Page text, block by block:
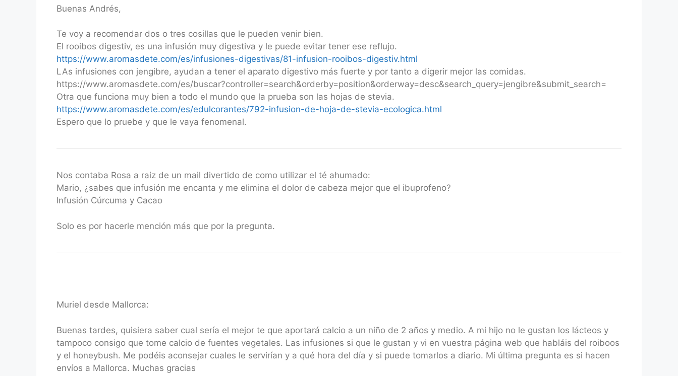
Buenas Andrés,
Te voy a recomendar dos o tres cosillas que le pueden venir bien.
El rooibos digestiv, es una infusión muy digestiva y le puede evitar tener ese reflujo.
https://www.aromasdete.com/es/infusiones-digestivas/81-infusion-rooibos-digestiv.html
LAs infusiones con jengibre, ayudan a tener el aparato digestivo más fuerte y por tanto a digerir mejor las comidas.
https://www.aromasdete.com/es/buscar?controller=search&orderby=position&orderway=desc&search_query=jengibre&submit_search=
Otra que funciona muy bien a todo el mundo que la prueba son las hojas de stevia.
https://www.aromasdete.com/es/edulcorantes/792-infusion-de-hoja-de-stevia-ecologica.html
Espero que lo pruebe y que le vaya fenomenal.
Nos contaba Rosa a raiz de un mail divertido de como utilizar el té ahumado:
Mario, ¿sabes que infusión me encanta y me elimina el dolor de cabeza mejor que el ibuprofeno?
Infusión Cúrcuma y Cacao
Solo es por hacerle mención más que por la pregunta.
Muriel desde Mallorca:
Buenas tardes, quisiera saber cual sería el mejor te que aportará calcio a un niño de 2 años y medio. A mi hijo no le gustan los lácteos y
tampoco consigo que tome calcio de fuentes vegetales. Las infusiones si que le gustan y vi en vuestra página web que habláis del roiboos
y el honeybush. Me podéis aconsejar cuales le servirían y a qué hora del día y si puede tomarlos a diario. Mi última pregunta es si hacen
envíos a Mallorca. Muchas gracias